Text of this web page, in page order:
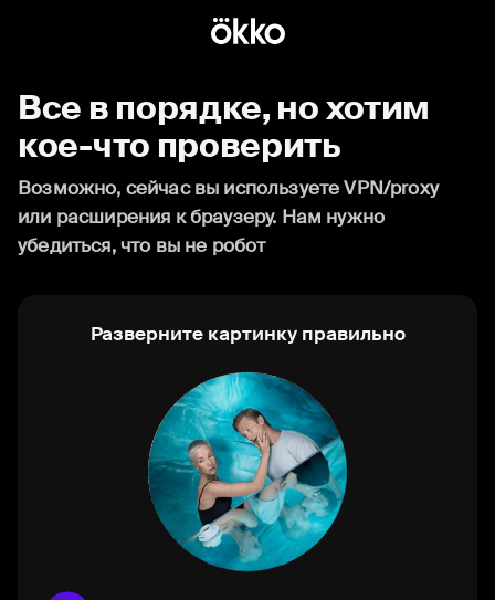
Все в порядке, но хотим
кое-что проверить
Возможно, сейчас вы используете VPN/proxy
или расширения к браузеру. Нам нужно
убедиться, что вы не робот
Разверните картинку правильно